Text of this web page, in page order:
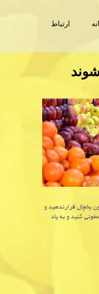
ارتباط
یخچال قرارندهید و
كنید و به یاد